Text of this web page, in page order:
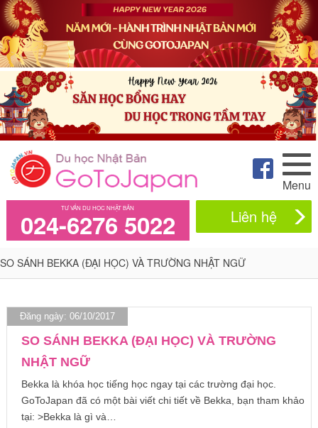
Menu
TƯ VẤN DU HỌC NHẬT BẢN
024-6276 5022 Liên hệ
SO SÁNH BEKKA (ĐẠI HỌC) VÀ TRƯỜNG NHẬT NGỮ
Đăng ngày: 06/10/2017
SO SÁNH BEKKA (ĐẠI HỌC) VÀ TRƯỜNG
NHẬT NGỮ
Bekka là khóa học tiếng học ngay tại các trường đại học.
GoToJapan đã có một bài viết chi tiết về Bekka, bạn tham khảo
tại: >Bekka là gì và…